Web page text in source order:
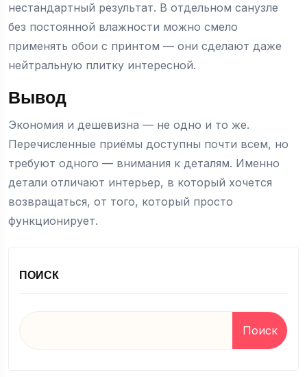
нестандартный результат. В отдельном санузле
без постоянной влажности можно смело
применять обои с принтом — они сделают даже
нейтральную плитку интересной.
Вывод
Экономия и дешевизна — не одно и то же.
Перечисленные приёмы доступны почти всем, но
требуют одного — внимания к деталям. Именно
детали отличают интерьер, в который хочется
возвращаться, от того, который просто
функционирует.
ПОИСК
Поиск